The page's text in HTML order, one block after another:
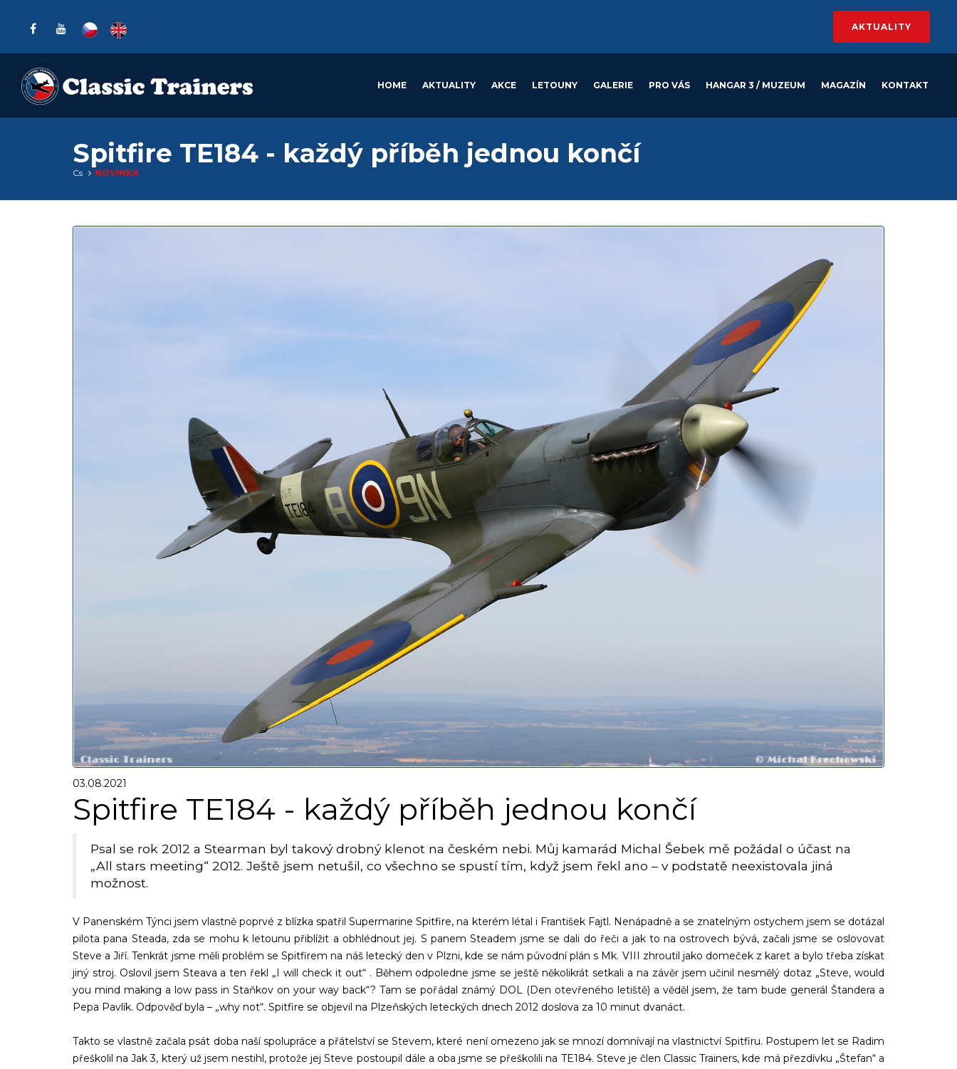
AKTUALITY
HOME AKTUALITY AKCE LETOUNY GALERIE PRO VÁS HANGAR 3 / MUZEUM MAGAZÍN KONTAKT
Spitfire TE184 - každý příběh jednou končí
Cs NOVINKA
03.08.2021
Spitfire TE184 - každý příběh jednou končí
Psal se rok 2012 a Stearman byl takový drobný klenot na českém nebi. Můj kamarád Michal Šebek mě požádal o účast na
„All stars meeting“ 2012. Ještě jsem netušil, co všechno se spustí tím, když jsem řekl ano – v podstatě neexistovala jiná
možnost.
V Panenském Týnci jsem vlastně poprvé z blízka spatřil Supermarine Spitfire, na kterém létal i František Fajtl. Nenápadně a se znatelným ostychem jsem se dotázal
pilota pana Steada, zda se mohu k letounu přiblížit a obhlédnout jej. S panem Steadem jsme se dali do řeči a jak to na ostrovech bývá, začali jsme se oslovovat
Steve a Jiří. Tenkrát jsme měli problém se Spitfirem na náš letecký den v Plzni, kde se nám původní plán s Mk. VIII zhroutil jako domeček z karet a bylo třeba získat
jiný stroj. Oslovil jsem Steava a ten řekl „I will check it out“ . Během odpoledne jsme se ještě několikrát setkali a na závěr jsem učinil nesmělý dotaz „Steve, would
you mind making a low pass in Staňkov on your way back“? Tam se pořádal známý DOL (Den otevřeného letiště) a věděl jsem, že tam bude generál Štandera a
Pepa Pavlík. Odpověď byla – „why not“. Spitfire se objevil na Plzeňských leteckých dnech 2012 doslova za 10 minut dvanáct.
Takto se vlastně začala psát doba naší spolupráce a přátelství se Stevem, které není omezeno jak se mnozí domnívají na vlastnictví Spitfiru. Postupem let se Radim
přeškolil na Jak 3, který už jsem nestihl, protože jej Steve postoupil dále a oba jsme se přeškolili na TE184. Steve je člen Classic Trainers, kde má přezdívku „Štefan“ a